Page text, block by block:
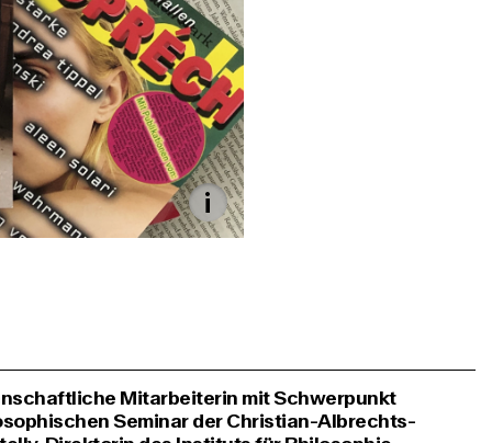
Mitarbeiterin mit Schwerpunkt
Seminar der Christian-Albrechts-